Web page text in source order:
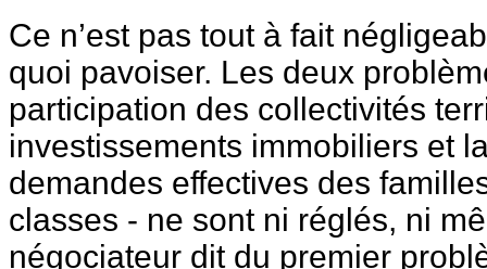
Ce n’est pas tout à fait
quoi pavoiser. Les deux
participation des collectivités
investissements immobiliers et
demandes effectives des
classes - ne sont ni réglés, ni
négociateur dit du premier